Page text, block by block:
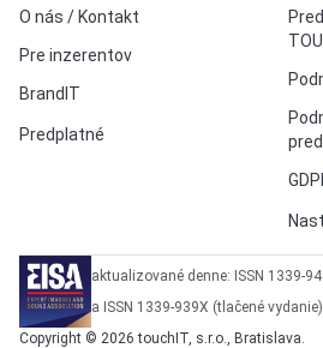
O nás / Kontakt
Pre inzerentov
BrandIT
Predplatné
aktualizované denne: ISSN 1339-
a ISSN 1339-939X (tlačené vydanie)
Copyright © 2026 touchIT, s.r.o., Bratislava.